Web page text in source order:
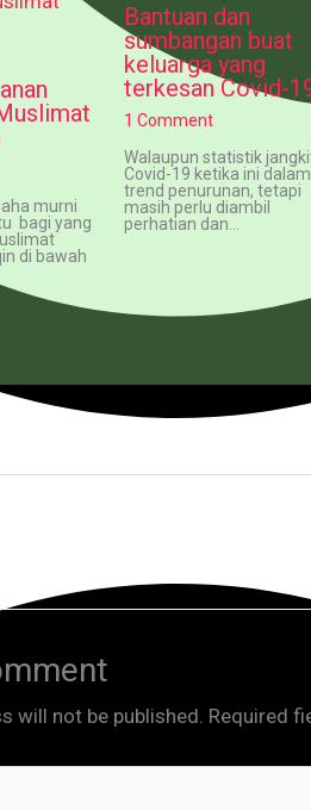
murni
bagi yang
di bawah
Bantuan dan
sumbangan buat
keluarga yang
terkesan Covid-
1 Comment
Walaupun statistik
Covid-19 ketika ini dalam
trend penurunan, tetapi
masih perlu diambil
perhatian dan…
will not be published. Required